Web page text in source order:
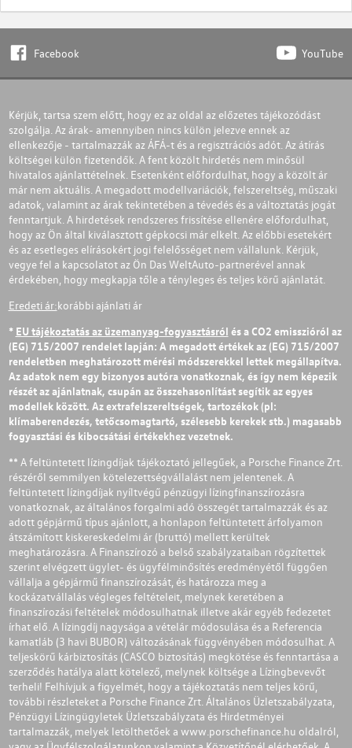
Facebook YouTube
Kérjük, tartsa szem előtt, hogy ez az oldal az előzetes tájékozódást
szolgálja. Az árak- amennyiben nincs külön jelezve ennek az
ellenkezője - tartalmazzák az ÁFÁ-t és a regisztrációs adót. Az átírás
költségei külön fizetendők. A fent közölt hirdetés nem minősül
hivatalos ajánlattételnek. Esetenként előfordulhat, hogy a közölt ár
már nem aktuális. A megadott modellvariációk, felszereltség, műszaki
adatok, valamint az árak tekintetében a tévedés és a változtatás jogát
fenntartjuk. A hirdetések rendszeres frissítése ellenére előfordulhat,
hogy az Ön által kiválasztott gépkocsi már elkelt. Az előbbi esetekért
és az esetleges elírásokért jogi felelősséget nem vállalunk. Kérjük,
vegye fel a kapcsolatot az Ön Das WeltAuto-partnerével annak
érdekében, hogy megkapja tőle a tényleges és teljes körű ajánlatát.
Eredeti ár:korábbi ajánlati ár
* EU tájékoztatás az üzemanyag-fogyasztásról és a CO2 emisszióról az
(EG) 715/2007 rendelet lapján: A megadott értékek az (EG) 715/2007
rendeletben meghatározott mérési módszerekkel lettek megállapítva.
Az adatok nem egy bizonyos autóra vonatkoznak, és így nem képezik
részét az ajánlatnak, csupán az összehasonlítást segítik az egyes
modellek között. Az extrafelszereltségek, tartozékok (pl:
klímaberendezés, tetőcsomagtartó, szélesebb kerekek stb.) magasabb
fogyasztási és kibocsátási értékekhez vezetnek.
** A feltüntetett lízingdíjak tájékoztató jellegűek, a Porsche Finance Zrt.
részéről semmilyen kötelezettségvállalást nem jelentenek. A
feltüntetett lízingdíjak nyíltvégű pénzügyi lízingfinanszírozásra
vonatkoznak, az általános forgalmi adó összegét tartalmazzák és az
adott gépjármű típus ajánlott, a honlapon feltüntetett árfolyamon
átszámított kiskereskedelmi ár (bruttó) mellett kerültek
meghatározásra. A Finanszírozó a belső szabályzataiban rögzítettek
szerint elvégzett ügylet- és ügyfélminősítés eredményétől függően
vállalja a gépjármű finanszírozását, és határozza meg a
kockázatvállalás végleges feltételeit, melynek keretében a
finanszírozási feltételek módosulhatnak illetve akár egyéb fedezetet
írhat elő. A lízingdíj nagysága a vételár módosulása és a Referencia
kamatláb (3 havi BUBOR) változásának függvényében módosulhat. A
teljeskörű kárbiztosítás (CASCO biztosítás) megkötése és fenntartása a
szerződés hatálya alatt kötelező, melynek költsége a Lízingbevevőt
terheli! Felhívjuk a figyelmét, hogy a tájékoztatás nem teljes körű,
további részleteket a Porsche Finance Zrt. Általános Üzletszabályzata,
Pénzügyi Lízingügyletek Üzletszabályzata és Hirdetményei
tartalmazzák, melyek letölthetőek a www.porschefinance.hu oldalról,